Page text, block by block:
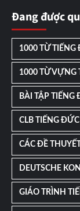
Đang được
1000 TỪ TIẾNG
1000 TỪ VỰNG
BÀI TẬP TIẾNG
CLB TIẾNG
CÁC ĐỀ
DEUTSCHE
GIÁO TRÌNH